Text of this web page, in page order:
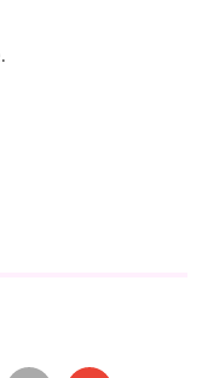
de movilidad:
de políticas,
la demanda de
sostenible.
se divide en